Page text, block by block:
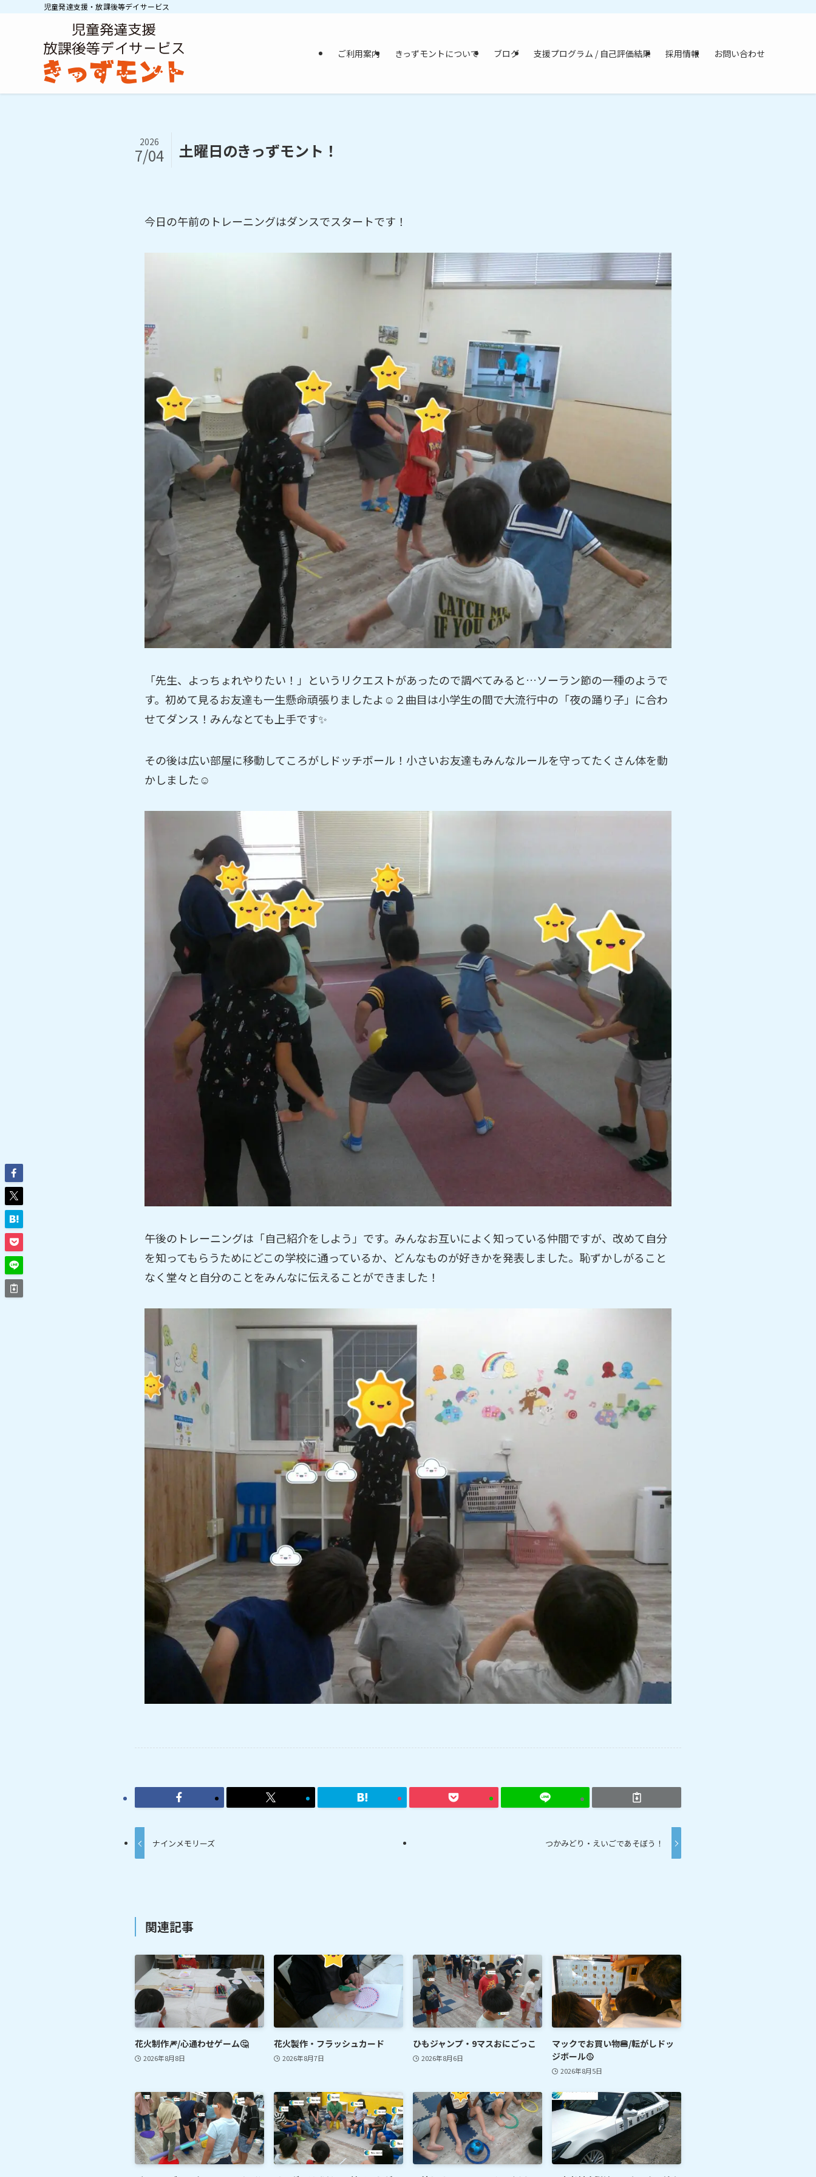
児童発達支援・放課後等デイサービス
ご利用案内 きっずモントについて ブログ 支援プログラム / 自己評価結果 採用情報 お問い合わせ
土曜日のきっずモント！
2026
7/04
今日の午前のトレーニングはダンスでスタートです！
「先生、よっちょれやりたい！」というリクエストがあったので調べてみると…ソーラン節の一種のようで
す。初めて見るお友達も一生懸命頑張りましたよ☺２曲目は小学生の間で大流行中の「夜の踊り子」に合わ
せてダンス！みんなとても上手です✨
その後は広い部屋に移動してころがしドッチボール！小さいお友達もみんなルールを守ってたくさん体を動
かしました☺
午後のトレーニングは「自己紹介をしよう」です。みんなお互いによく知っている仲間ですが、改めて自分
を知ってもらうためにどこの学校に通っているか、どんなものが好きかを発表しました。恥ずかしがること
なく堂々と自分のことをみんなに伝えることができました！
ナインメモリーズ つかみどり・えいごであそぼう！
関連記事
花火制作🎆/心通わせゲーム🤔
2026年8月8日
花火製作・フラッシュカード
2026年8月7日
ひもジャンプ・9マスおにごっこ
2026年8月6日
マックでお買い物🍔/転がしドッ
ジボール🥎
2026年8月5日